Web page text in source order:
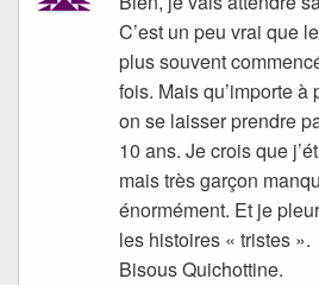
C’est un peu vrai que
plus souvent
fois. Mais qu’importe à
on se laisser prendre
10 ans. Je crois que
mais très garçon
énormément. Et je
les histoires « tristes ».
Bisous Quichottine.